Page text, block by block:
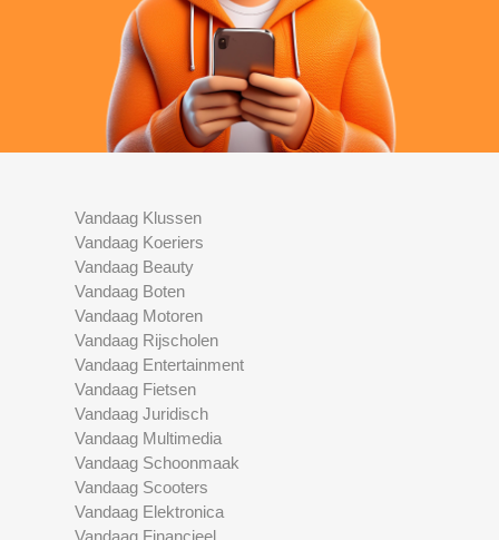
Vandaag Klussen
Vandaag Koeriers
Vandaag Beauty
Vandaag Boten
Vandaag Motoren
Vandaag Rijscholen
Vandaag Entertainment
Vandaag Fietsen
Vandaag Juridisch
Vandaag Multimedia
Vandaag Schoonmaak
Vandaag Scooters
Vandaag Elektronica